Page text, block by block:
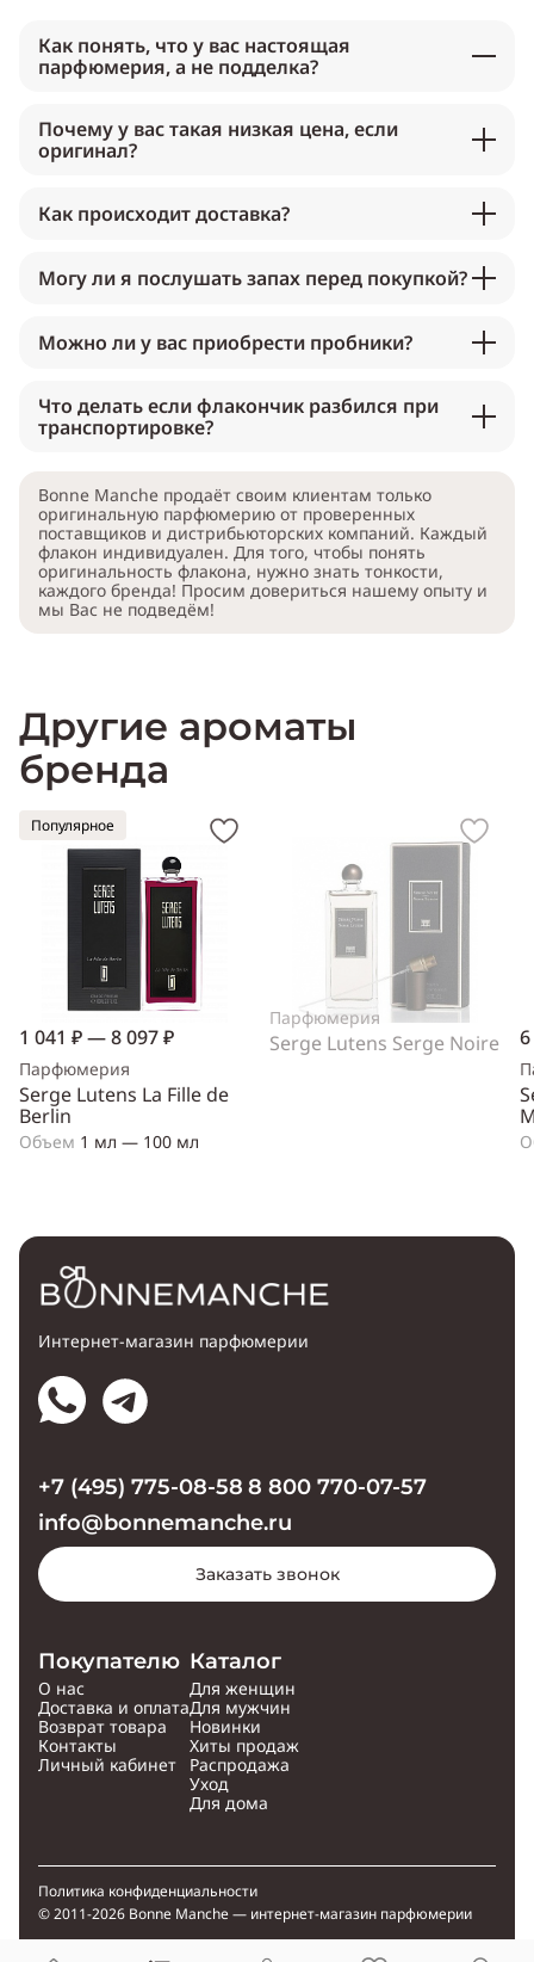
Как понять, что у вас настоящая
парфюмерия, а не подделка?
Почему у вас такая низкая цена, если
оригинал?
Как происходит доставка?
Могу ли я послушать запах перед покупкой?
Можно ли у вас приобрести пробники?
Что делать если флакончик разбился при
транспортировке?
Bonne Manche продаёт своим клиентам только
оригинальную парфюмерию от проверенных
поставщиков и дистрибьюторских компаний. Каждый
флакон индивидуален. Для того, чтобы понять
оригинальность флакона, нужно знать тонкости,
каждого бренда! Просим довериться нашему опыту и
мы Вас не подведём!
Другие ароматы
бренда
Популярное
1 041 ₽ — 8 097 ₽
Парфюмерия
Serge Lutens La Fille de
Berlin
Объем 1 мл — 100 мл
Парфюмерия
Serge Lutens Serge Noire
Интернет-магазин парфюмерии
Покупателю
О нас
Доставка и оплата
Возврат товара
Контакты
Личный кабинет
Каталог
Для женщин
Для мужчин
Новинки
Хиты продаж
Распродажа
Уход
Для дома
+7 (495) 775-08-58 8 800 770-07-57
info@bonnemanche.ru
Заказать звонок
© 2011-2026 Bonne Manche — интернет-магазин парфюмерии
Политика конфиденциальности